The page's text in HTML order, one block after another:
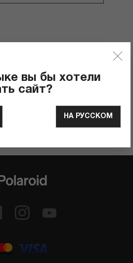
0
ОТЗЫВ
вы бы хотели
сайт?
НА РУССКОМ